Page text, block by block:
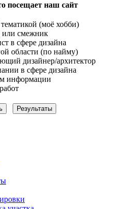
посещает наш сайт
(моё хобби)
или смежник
в сфере дизайна
области (по найму)
дизайнер/архитектор
в сфере дизайна
информации